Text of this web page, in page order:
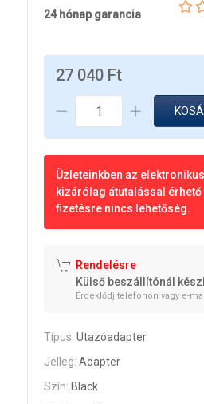
24 hónap garancia
27 040 Ft
Üzleteinkben az
kizárólag átutalással érhető
fizetésre nincs lehetőség.
Rendelésre
Külső beszállítónál
Érdeklődj telefonon vagy e-
Típus:Utazóadapter
Jelleg:Adapter
Szín: Black